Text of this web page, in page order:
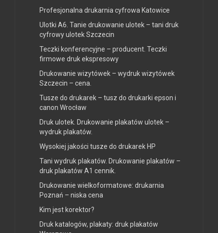
Profesjonalna drukarnia cyfrowa Katowice
Ulotki A6. Tanie drukowanie ulotek – tani druk
cyfrowy ulotek Szczecin
Teczki konferencyjne – producent. Teczki
firmowe druk ekspresowy
Drukowanie wizytówek – wydruk wizytówek
Szczecin – cena.
Tusze do drukarek – tusz do drukarki epson i
canon Wrocław
Druk ulotek. Drukowanie plakatów ulotek –
wydruk plakatów.
Wysokiej jakości tusze do drukarek HP
Tani wydruk plakatów. Drukowanie plakatów –
druk plakatów A1 cennik.
Drukowanie wielkoformatowe: drukarnia
Poznań – niska cena
Kim jest korektor?
Druk katalogów, plakaty: druk plakatów